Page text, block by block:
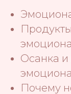
Осанка и
Почему